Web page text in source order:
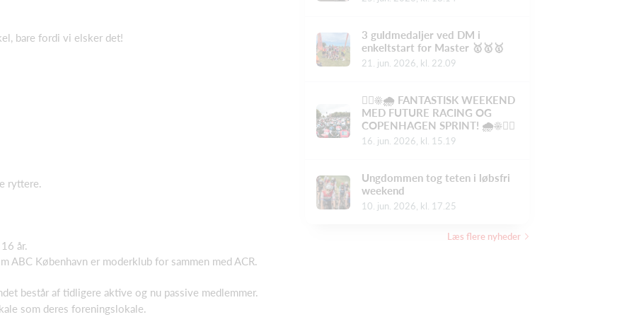
bare fordi vi elsker det!
ryttere.
år.
ABC København er moderklub for sammen med ACR.
består af tidligere aktive og nu passive medlemmer.
som deres foreningslokale.
3 guldmedaljer ved DM i
enkeltstart for Master 🥇🥇🥇
21. jun. 2026, kl. 22.09
🚴‍♂️☀️🌧️ FANTASTISK WEEKEND
MED FUTURE RACING OG
COPENHAGEN SPRINT! 🌧️☀️🚴‍♀️
16. jun. 2026, kl. 15.19
Ungdommen tog teten i løbsfri
weekend
10. jun. 2026, kl. 17.25
Læs flere nyheder